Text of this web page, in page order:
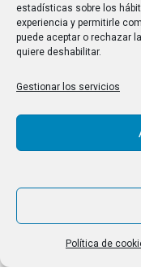
estadísticas sobre los
experiencia y permitirle
puede aceptar o rechazar
quiere deshabilitar.
Gestionar los servicios
Política de
Buscar
Buscar:
Aviso Legal|